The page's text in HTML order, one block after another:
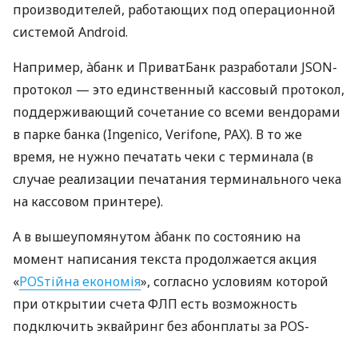
производителей, работающих под операционной
системой Android.
Например, àбанк и ПриватБанк разработали JSON-
протокол — это единственный кассовый протокол,
поддерживающий сочетание со всеми вендорами
в парке банка (Ingenico, Verifone, PAX). В то же
время, не нужно печатать чеки с терминала (в
случае реализации печатания терминального чека
на кассовом принтере).
А в вышеупомянутом àбанк по состоянию на
момент написания текста продолжается акция
«POSтійна економія», согласно условиям которой
при открытии счета ФЛП есть возможность
подключить эквайринг без абонплаты за POS-